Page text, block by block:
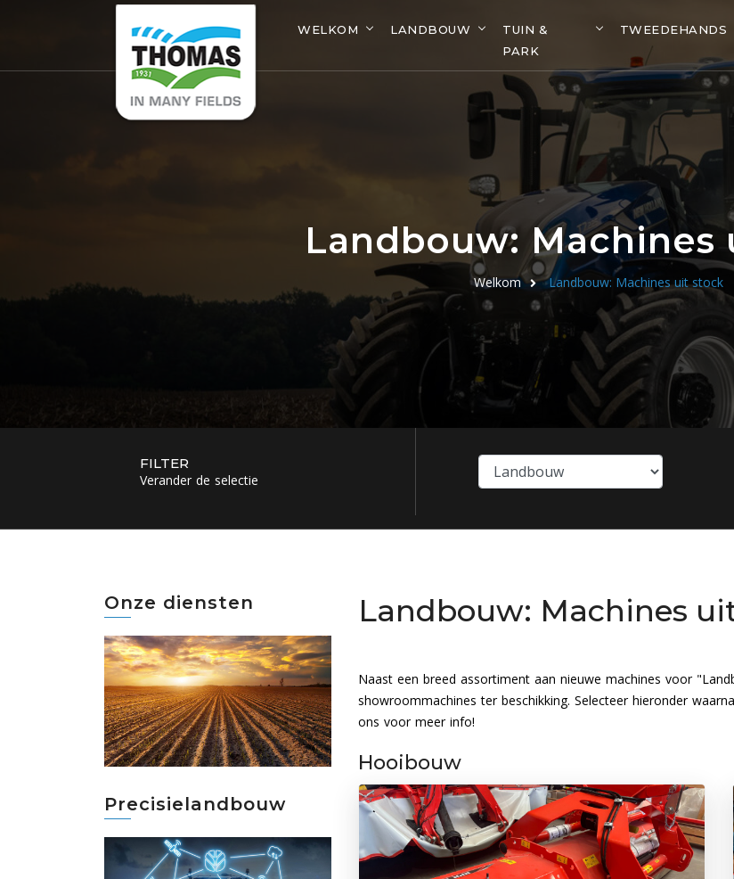
WELKOM LANDBOUW
TUIN &
PARK
TWEEDEHANDS
Landbouw: Machines
Welkom Landbouw: Machines uit stock
FILTER
Verander de selectie
Onze diensten
Precisielandbouw
Landbouw: Machines
Naast een breed assortiment aan nieuwe machines voor
showroommachines ter beschikking. Selecteer hieronder
ons voor meer info!
Hooibouw